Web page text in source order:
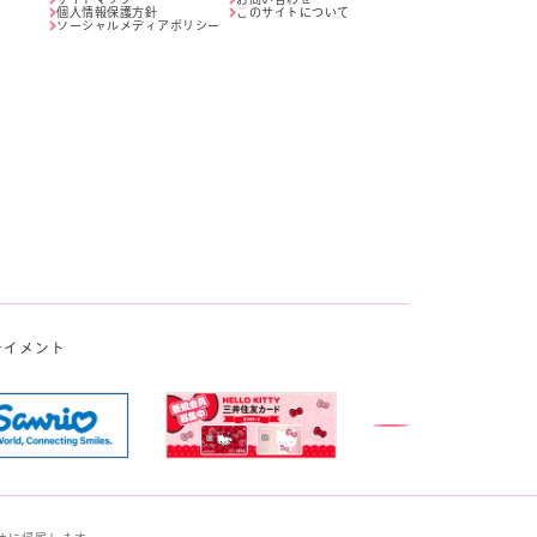
個人情報保護方針
このサイトについて
ソーシャルメディアポリシー
メント